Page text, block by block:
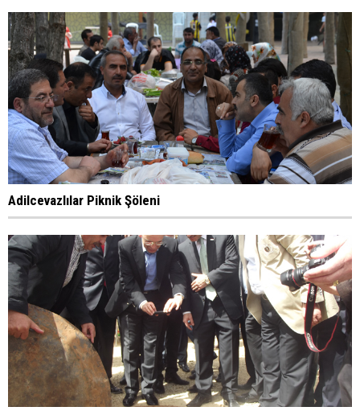
Adilcevazlılar Piknik Şöleni